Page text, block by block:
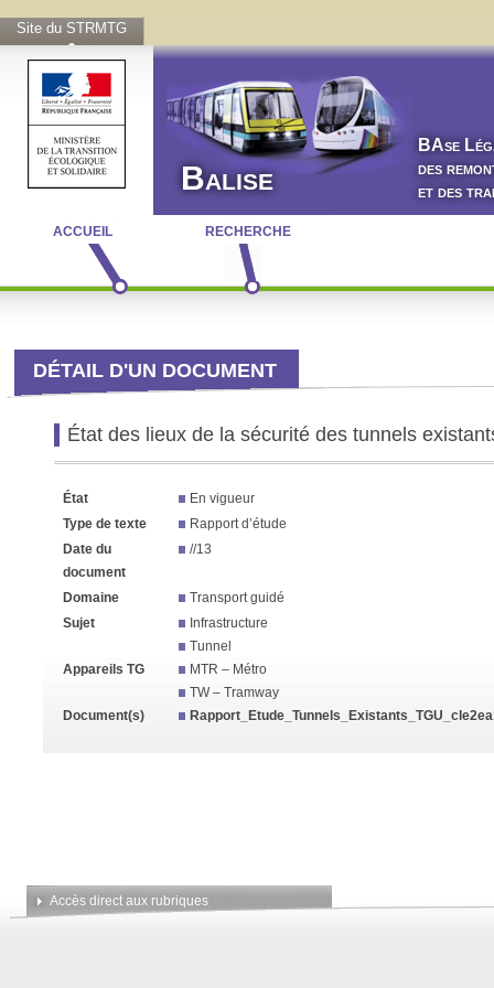
Site du STRMTG
Balise
BAse L
des
et des
ACCUEIL RECHERCHE
DÉTAIL D'UN DOCUMENT
État des lieux de la sécurité des tunnels
État
En vigueur
Type de texte
Rapport d’étude
Date du
document
//13
Domaine
Transport guidé
Sujet
Infrastructure
Tunnel
Appareils TG
MTR – Métro
TW – Tramway
Document(s)
Accès direct aux rubriques